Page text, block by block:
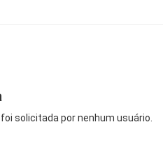
solicitada por nenhum usuário.